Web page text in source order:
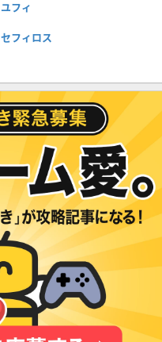
ユフィ
セフィロス